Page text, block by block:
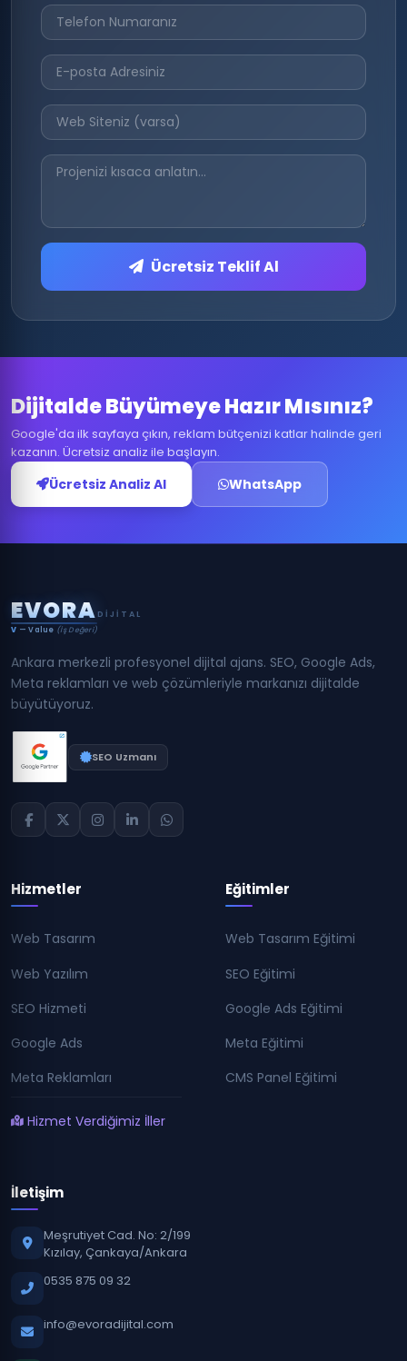
Ücretsiz Teklif Al
Dijitalde Büyümeye Hazır Mısınız?
Google'da ilk sayfaya çıkın, reklam bütçenizi katlar halinde geri
kazanın. Ücretsiz analiz ile başlayın.
Ücretsiz Analiz Al WhatsApp
EVORA DIJITAL
V — Value (İş Değeri)
Ankara merkezli profesyonel dijital ajans. SEO, Google Ads,
Meta reklamları ve web çözümleriyle markanızı dijitalde
büyütüyoruz.
SEO Uzmanı
Hizmetler
Web Tasarım
Web Yazılım
SEO Hizmeti
Google Ads
Meta Reklamları
Hizmet Verdiğimiz İller
Eğitimler
Web Tasarım Eğitimi
SEO Eğitimi
Google Ads Eğitimi
Meta Eğitimi
CMS Panel Eğitimi
İletişim
Meşrutiyet Cad. No: 2/199
Kızılay, Çankaya/Ankara
0535 875 09 32
info@evoradijital.com